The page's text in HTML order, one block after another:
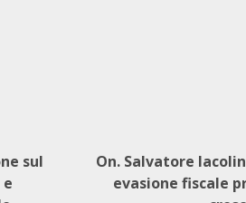
sul
On. Salvatore
evasione fiscale